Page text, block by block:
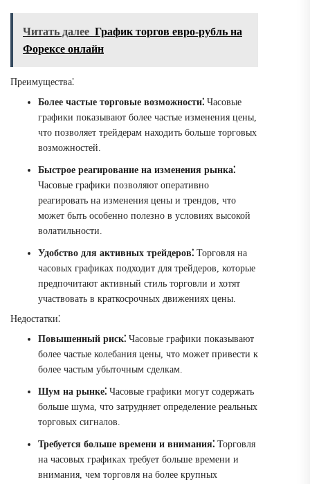
Читать далее График торгов евро-рубль на
Форексе онлайн
Преимущества⁚
Более частые торговые возможности⁚ Часовые
графики показывают более частые изменения цены,
что позволяет трейдерам находить больше торговых
возможностей.
Быстрое реагирование на изменения рынка⁚
Часовые графики позволяют оперативно
реагировать на изменения цены и трендов, что
может быть особенно полезно в условиях высокой
волатильности.
Удобство для активных трейдеров⁚ Торговля на
часовых графиках подходит для трейдеров, которые
предпочитают активный стиль торговли и хотят
участвовать в краткосрочных движениях цены.
Недостатки⁚
Повышенный риск⁚ Часовые графики показывают
более частые колебания цены, что может привести к
более частым убыточным сделкам.
Шум на рынке⁚ Часовые графики могут содержать
больше шума, что затрудняет определение реальных
торговых сигналов.
Требуется больше времени и внимания⁚ Торговля
на часовых графиках требует больше времени и
внимания, чем торговля на более крупных